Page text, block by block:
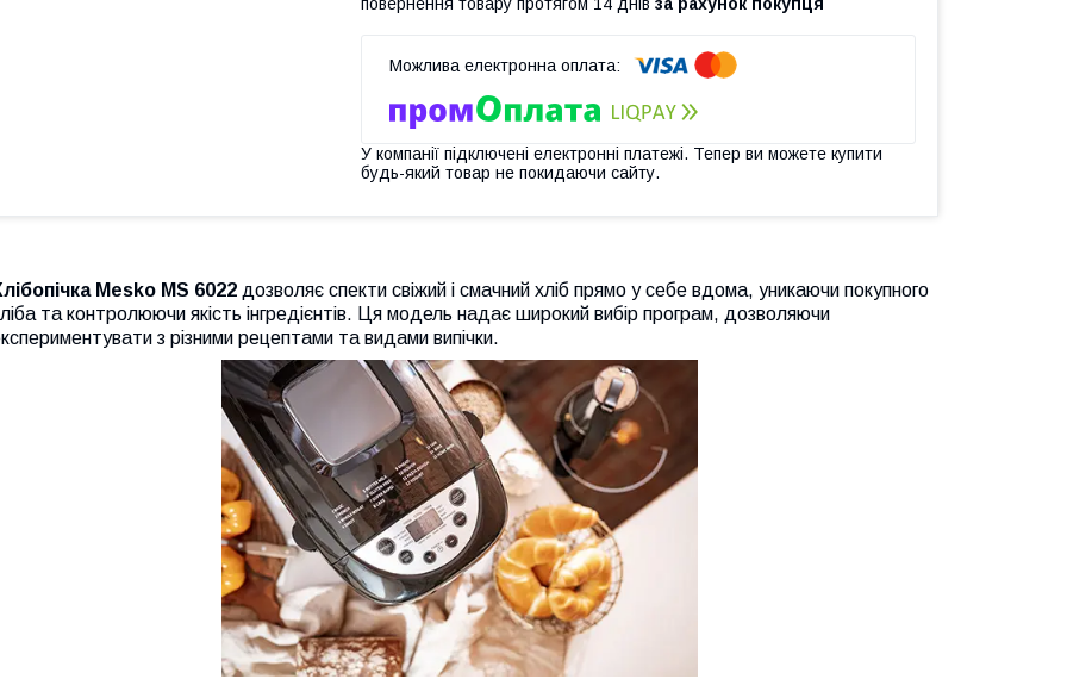
У компанії підключені електронні платежі. Тепер ви можете купити
будь-який товар не покидаючи сайту.
Mesko MS 6022 дозволяє спекти свіжий і смачний хліб прямо у себе вдома, уникаючи покупного
та контролюючи якість інгредієнтів. Ця модель надає широкий вибір програм, дозволяючи
з різними рецептами та видами випічки.